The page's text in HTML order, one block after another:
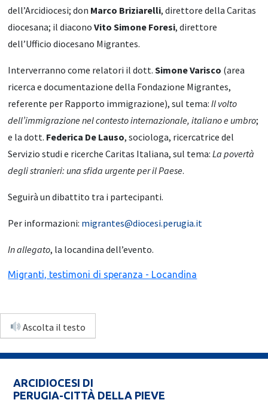
dell’Arcidiocesi; don Marco Briziarelli, direttore della Caritas
diocesana; il diaconoVito Simone Foresi, direttore
dell’Ufficio diocesano Migrantes.
Interverranno come relatori il dott.Simone Varisco (area
ricerca e documentazione della Fondazione Migrantes,
referente per Rapporto immigrazione), sul tema:Il volto
dell’immigrazione nel contesto internazionale, italiano e umbro;
e la dott. Federica De Lauso, sociologa, ricercatrice del
Servizio studi e ricerche Caritas Italiana, sul tema:La povertà
degli stranieri: una sfida urgente per il Paese.
Seguirà un dibattito tra i partecipanti.
Per informazioni: migrantes@diocesi.perugia.it
In allegato, la locandina dell’evento.
Migranti, testimoni di speranza - Locandina
Ascolta il testo
ARCIDIOCESI DI
PERUGIA-CITTÀ DELLA PIEVE